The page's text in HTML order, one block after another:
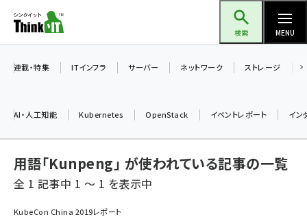
ン
ツ
検索 MENU
加藤銘のチーム貢献～仲間と築いた勝利の絆～ (2308)
iot女子会 (2273)
連載・特集 ITインフラ サーバー ネットワーク ストレージ
AI・人工知能 Kubernetes OpenStack イベントレポート イン
用語「Kunpeng」 が使われている記事の一覧
全 1 記事中 1 ～ 1 を表示中
KubeCon China 2019レポート